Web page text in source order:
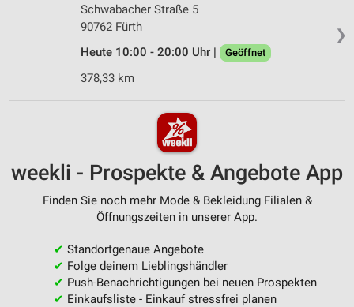
❯
Schwabacher Straße 5
90762 Fürth
Heute 10:00 - 20:00 Uhr |
Geöffnet
378,33 km
weekli - Prospekte & Angebote App
Finden Sie noch mehr Mode & Bekleidung Filialen &
Öffnungszeiten in unserer App.
✔ Standortgenaue Angebote
✔ Folge deinem Lieblingshändler
✔ Push-Benachrichtigungen bei neuen Prospekten
✔ Einkaufsliste - Einkauf stressfrei planen